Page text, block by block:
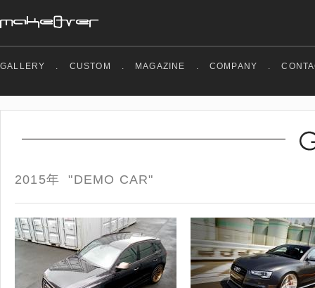
GALLERY . CUSTOM . MAGAZINE . COMPANY .
2015年 "DEMO CAR"